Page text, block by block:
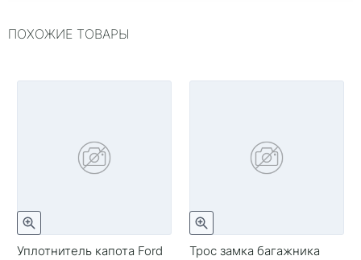
ПОХОЖИЕ ТОВАРЫ
Уплотнитель капота Ford
Трос замка багажника